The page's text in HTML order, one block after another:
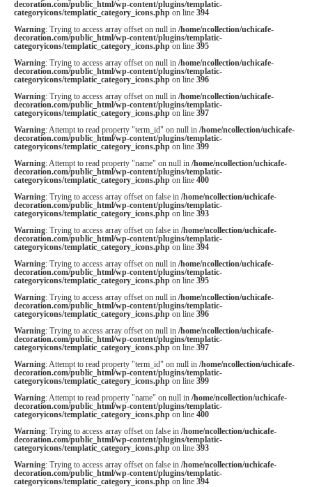
decoration.com/public_html/wp-content/plugins/templatic-
categoryicons/templatic_category_icons.php on line 394
Warning: Trying to access array offset on null in /home/ncollection/uchicafe-
decoration.com/public_html/wp-content/plugins/templatic-
categoryicons/templatic_category_icons.php on line 395
Warning: Trying to access array offset on null in /home/ncollection/uchicafe-
decoration.com/public_html/wp-content/plugins/templatic-
categoryicons/templatic_category_icons.php on line 396
Warning: Trying to access array offset on null in /home/ncollection/uchicafe-
decoration.com/public_html/wp-content/plugins/templatic-
categoryicons/templatic_category_icons.php on line 397
Warning: Attempt to read property "term_id" on null in /home/ncollection/uchicafe-
decoration.com/public_html/wp-content/plugins/templatic-
categoryicons/templatic_category_icons.php on line 399
Warning: Attempt to read property "name" on null in /home/ncollection/uchicafe-
decoration.com/public_html/wp-content/plugins/templatic-
categoryicons/templatic_category_icons.php on line 400
Warning: Trying to access array offset on false in /home/ncollection/uchicafe-
decoration.com/public_html/wp-content/plugins/templatic-
categoryicons/templatic_category_icons.php on line 393
Warning: Trying to access array offset on false in /home/ncollection/uchicafe-
decoration.com/public_html/wp-content/plugins/templatic-
categoryicons/templatic_category_icons.php on line 394
Warning: Trying to access array offset on null in /home/ncollection/uchicafe-
decoration.com/public_html/wp-content/plugins/templatic-
categoryicons/templatic_category_icons.php on line 395
Warning: Trying to access array offset on null in /home/ncollection/uchicafe-
decoration.com/public_html/wp-content/plugins/templatic-
categoryicons/templatic_category_icons.php on line 396
Warning: Trying to access array offset on null in /home/ncollection/uchicafe-
decoration.com/public_html/wp-content/plugins/templatic-
categoryicons/templatic_category_icons.php on line 397
Warning: Attempt to read property "term_id" on null in /home/ncollection/uchicafe-
decoration.com/public_html/wp-content/plugins/templatic-
categoryicons/templatic_category_icons.php on line 399
Warning: Attempt to read property "name" on null in /home/ncollection/uchicafe-
decoration.com/public_html/wp-content/plugins/templatic-
categoryicons/templatic_category_icons.php on line 400
Warning: Trying to access array offset on false in /home/ncollection/uchicafe-
decoration.com/public_html/wp-content/plugins/templatic-
categoryicons/templatic_category_icons.php on line 393
Warning: Trying to access array offset on false in /home/ncollection/uchicafe-
decoration.com/public_html/wp-content/plugins/templatic-
categoryicons/templatic_category_icons.php on line 394